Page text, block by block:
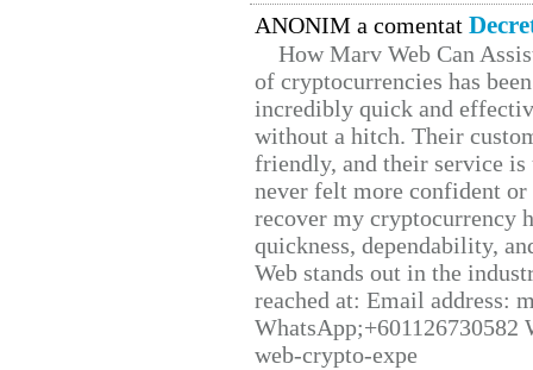
ANONIM a comentat
How Marv Web Can
of cryptocurrencies has
incredibly quick and
without a hitch. Their
friendly, and their service
never felt more confident
recover my cryptocurrency
quickness, dependability,
Web stands out in the
reached at: Email address:
web-crypto-expe